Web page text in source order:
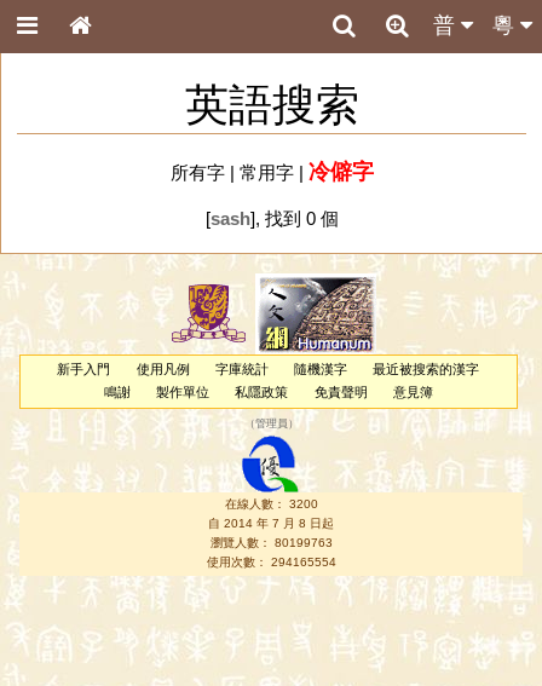
粵
普
英語搜索
所有字| 常用字| 冷僻字
[sash], 找到 0 個
新手入門 使用凡例 字庫統計 隨機漢字
最近被搜索的漢字
鳴謝
製作單位 私隱政策 免責聲明 意見簿
（管理員 ）
在線人數： 3200
自 2014 年 7 月 8 日起
瀏覽人數： 80199763
使用次數： 294165554